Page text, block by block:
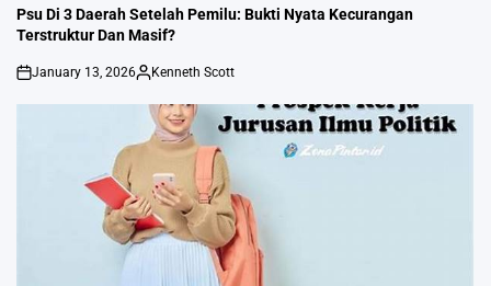
IN
Psu Di 3 Daerah Setelah Pemilu: Bukti Nyata Kecurangan
Terstruktur Dan Masif?
on
January 13, 2026
Posted
Kenneth Scott